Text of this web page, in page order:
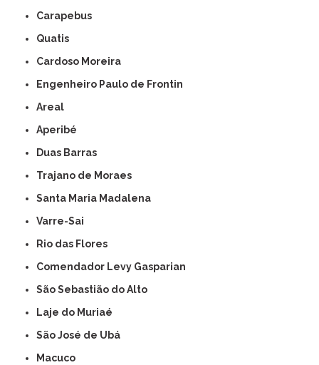
Carapebus
Quatis
Cardoso Moreira
Engenheiro Paulo de Frontin
Areal
Aperibé
Duas Barras
Trajano de Moraes
Santa Maria Madalena
Varre-Sai
Rio das Flores
Comendador Levy Gasparian
São Sebastião do Alto
Laje do Muriaé
São José de Ubá
Macuco